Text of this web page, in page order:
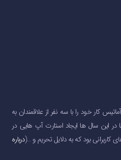
آماتیس کار خود را با سه نفر از علاقمندان به
در این سال ها ایجاد استارت آپ هایی در
کاربرانی بود که به دلایل تحریم و …(درباره